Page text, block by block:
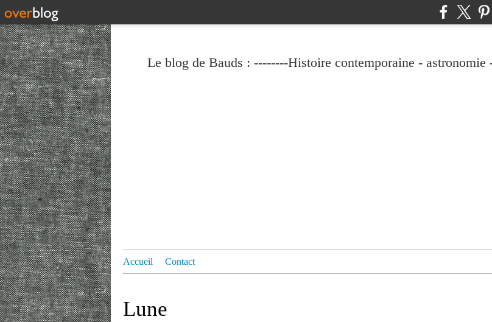
Le blog de Bauds : --------Histoire contemporaine - astronomie
Accueil Contact
Lune